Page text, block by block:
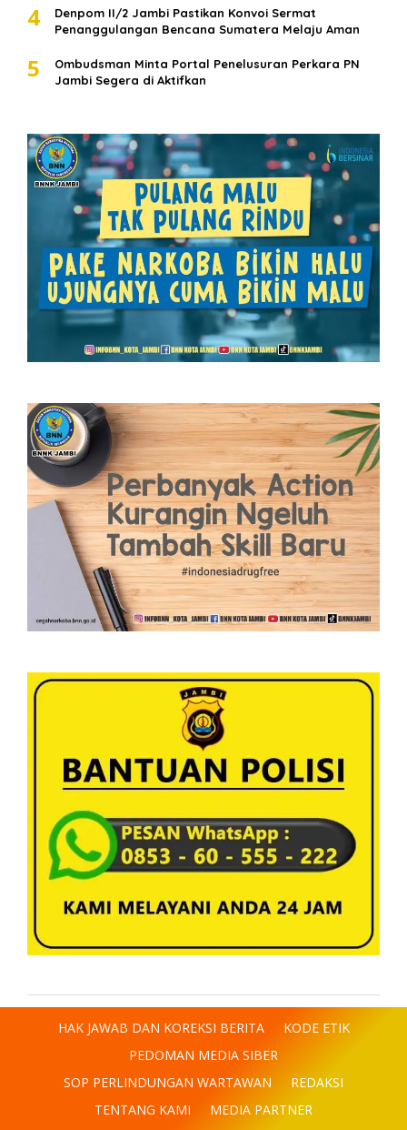
4
Denpom II/2 Jambi Pastikan Konvoi Sermat
Penanggulangan Bencana Sumatera Melaju Aman
5
Ombudsman Minta Portal Penelusuran Perkara PN
Jambi Segera di Aktifkan
HAK JAWAB DAN KOREKSI BERITA
KODE ETIK
PEDOMAN MEDIA SIBER
SOP PERLINDUNGAN WARTAWAN
REDAKSI
TENTANG KAMI
MEDIA PARTNER